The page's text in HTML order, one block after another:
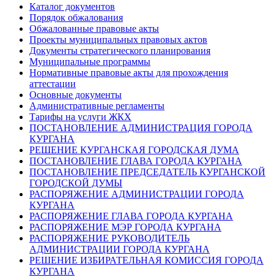
Каталог документов
Порядок обжалования
Обжалованные правовые акты
Проекты муниципальных правовых актов
Документы стратегического планирования
Муниципальные программы
Нормативные правовые акты для прохождения
аттестации
Основные документы
Административные регламенты
Тарифы на услуги ЖКХ
ПОСТАНОВЛЕНИЕ АДМИНИСТРАЦИЯ ГОРОДА
КУРГАНА
РЕШЕНИЕ КУРГАНСКАЯ ГОРОДСКАЯ ДУМА
ПОСТАНОВЛЕНИЕ ГЛАВА ГОРОДА КУРГАНА
ПОСТАНОВЛЕНИЕ ПРЕДСЕДАТЕЛЬ КУРГАНСКОЙ
ГОРОДСКОЙ ДУМЫ
РАСПОРЯЖЕНИЕ АДМИНИСТРАЦИИ ГОРОДА
КУРГАНА
РАСПОРЯЖЕНИЕ ГЛАВА ГОРОДА КУРГАНА
РАСПОРЯЖЕНИЕ МЭР ГОРОДА КУРГАНА
РАСПОРЯЖЕНИЕ РУКОВОДИТЕЛЬ
АДМИНИСТРАЦИИ ГОРОДА КУРГАНА
РЕШЕНИЕ ИЗБИРАТЕЛЬНАЯ КОМИССИЯ ГОРОДА
КУРГАНА